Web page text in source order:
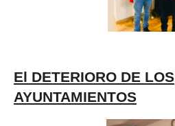
El DETERIORO DE LOS
AYUNTAMIENTOS